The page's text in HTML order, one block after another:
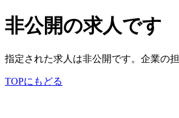
非公開の求人です
指定された求人は非公開です。企業の
TOPにもどる